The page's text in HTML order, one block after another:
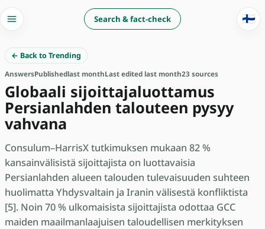
Search & fact-check 🇫🇮
← Back to Trending
AnswersPublishedlast monthLast edited last month23 sources
Globaali sijoittajaluottamus
Persianlahden talouteen pysyy
vahvana
Consulum–HarrisX tutkimuksen mukaan 82 %
kansainvälisistä sijoittajista on luottavaisia
Persianlahden alueen talouden tulevaisuuden suhteen
huolimatta Yhdysvaltain ja Iranin välisestä konfliktista
[5]. Noin 70 % ulkomaisista sijoittajista odottaa GCC
maiden maailmanlaajuisen taloudellisen merkityksen